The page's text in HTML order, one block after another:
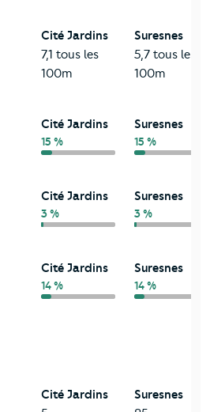
Cité Jardins
7,1 tous les
100m
Suresnes
5,7 tous les
100m
Cité Jardins
15 %
Suresnes
15 %
Cité Jardins
3 %
Suresnes
3 %
Cité Jardins
14 %
Suresnes
14 %
Cité Jardins
Suresnes